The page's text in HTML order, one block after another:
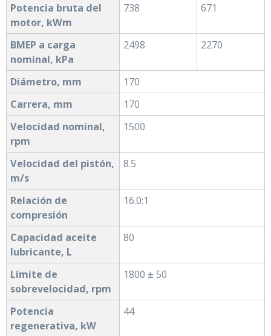
Potencia bruta del
motor, kWm
738 671
BMEP a carga
nominal, kPa
2498 2270
Diámetro, mm
170
Carrera, mm
170
Velocidad nominal,
rpm
1500
Velocidad del pistón,
m/s
8.5
Relación de
compresión
16.0:1
Capacidad aceite
lubricante, L
80
Límite de
sobrevelocidad, rpm
1800 ± 50
Potencia
regenerativa, kW
44